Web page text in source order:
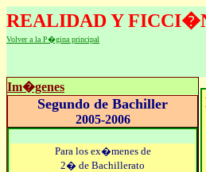
REALIDADY
Volver a la P�gina principal
Im�genes
Segundo de Bachiller
2005-2006
Para los ex�menes de
2� de Bachillerato